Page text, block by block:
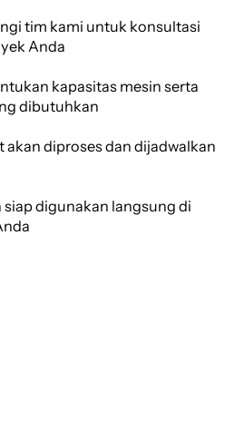
tim kami untuk konsultasi
Anda
kapasitas mesin serta
dibutuhkan
akan diproses dan dijadwalkan
siap digunakan langsung di